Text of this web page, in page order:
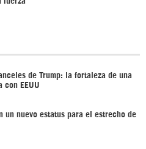
de Trump: la fortaleza de una
con EEUU
un nuevo estatus para el estrecho de